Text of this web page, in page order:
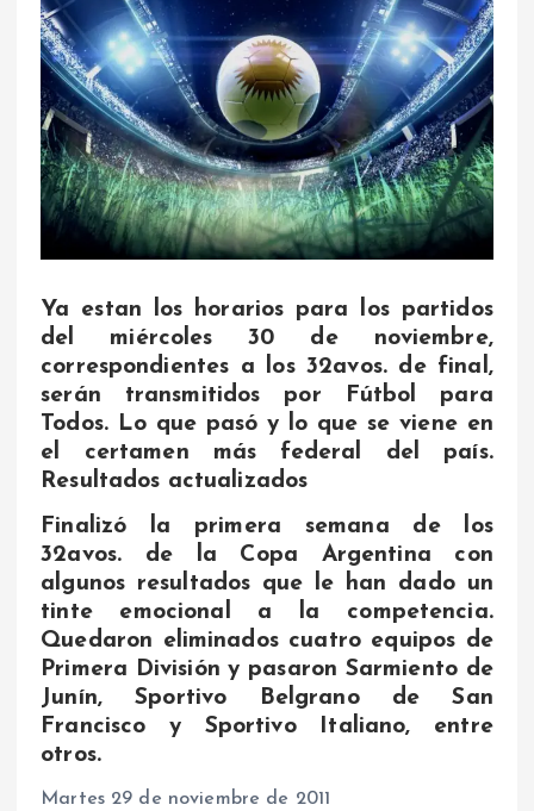
Ya estan los horarios para los partidos
del miércoles 30 de noviembre,
correspondientes a los 32avos. de final,
serán transmitidos por Fútbol para
Todos. Lo que pasó y lo que se viene en
el certamen más federal del país.
Resultados actualizados
Finalizó la primera semana de los
32avos. de la Copa Argentina con
algunos resultados que le han dado un
tinte emocional a la competencia.
Quedaron eliminados cuatro equipos de
Primera División y pasaron Sarmiento de
Junín, Sportivo Belgrano de San
Francisco y Sportivo Italiano, entre
otros.
Martes 29 de noviembre de 2011